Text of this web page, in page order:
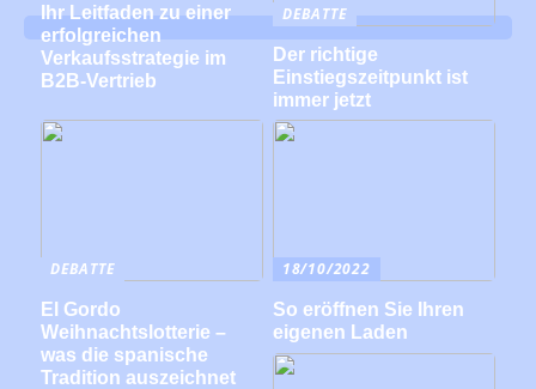
Ihr Leitfaden zu einer
erfolgreichen
Verkaufsstrategie im
B2B-Vertrieb
DEBATTE
Der richtige
Einstiegszeitpunkt ist
immer jetzt
DEBATTE
El Gordo
Weihnachtslotterie –
was die spanische
Tradition auszeichnet
18/10/2022
So eröffnen Sie Ihren
eigenen Laden